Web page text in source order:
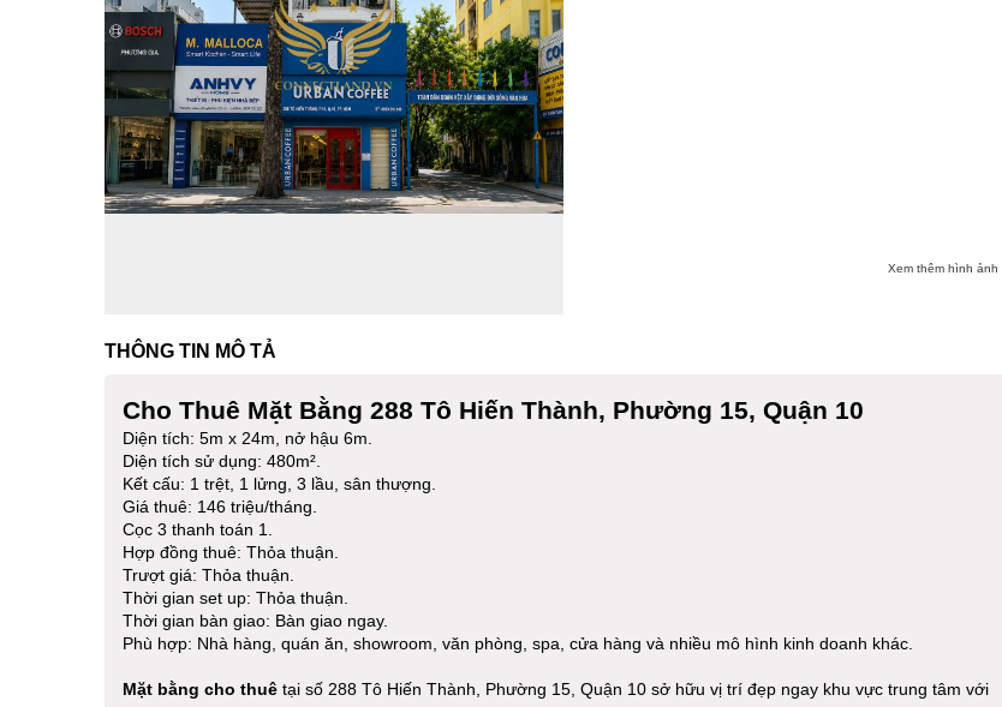
Xem thêm hình ảnh
THÔNG TIN MÔ TẢ
Cho Thuê Mặt Bằng 288 Tô Hiến Thành, Phường 15, Quận 10
Diện tích: 5m x 24m, nở hậu 6m.
Diện tích sử dụng: 480m².
Kết cấu: 1 trệt, 1 lửng, 3 lầu, sân thượng.
Giá thuê: 146 triệu/tháng.
Cọc 3 thanh toán 1.
Hợp đồng thuê: Thỏa thuận.
Trượt giá: Thỏa thuận.
Thời gian set up: Thỏa thuận.
Thời gian bàn giao: Bàn giao ngay.
Phù hợp: Nhà hàng, quán ăn, showroom, văn phòng, spa, cửa hàng và nhiều mô hình kinh doanh khác.
Mặt bằng cho thuê tại số 288 Tô Hiến Thành, Phường 15, Quận 10 sở hữu vị trí đẹp ngay khu vực trung tâm với